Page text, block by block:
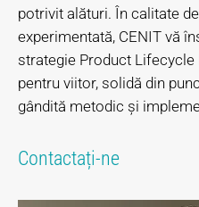
potrivit alături. În calitate
experimentată, CENIT vă
strategie Product
pentru viitor, solidă din
gândită metodic și
Contactați-ne